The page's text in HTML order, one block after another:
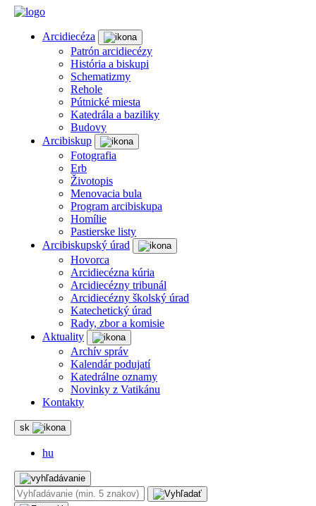
Arcidiecéza
Patrón arcidiecézy
História a biskupi
Schematizmy
Rehole
Pútnické miesta
Katedrála a baziliky
Budovy
Arcibiskup
Fotografia
Erb
Životopis
Menovacia bula
Program arcibiskupa
Homílie
Pastierske listy
Arcibiskupský úrad
Hovorca
Arcidiecézna kúria
Arcidiecézny tribunál
Arcidiecézny školský úrad
Katechetický úrad
Rady, zbor a komisie
Aktuality
Archív správ
Kalendár podujatí
Katedrálne oznamy
Novinky z Vatikánu
Kontakty
sk
hu